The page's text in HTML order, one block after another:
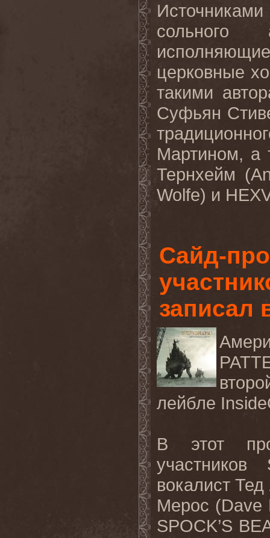
сольного
церковные
такими
Суфьян
Мартином, а
Тернхейм (
Wolfe) и
Сайд-
записал
лейбле
В этот
участников
вокалист
Мерос
SPOCK’S